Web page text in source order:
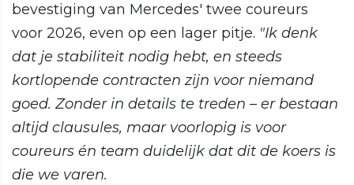
bevestiging van Mercedes' twee coureurs
voor 2026, even op een lager pitje. "Ik denk
dat je stabiliteit nodig hebt, en steeds
kortlopende contracten zijn voor niemand
goed. Zonder in details te treden – er bestaan
altijd clausules, maar voorlopig is voor
coureurs én team duidelijk dat dit de koers is
die we varen.